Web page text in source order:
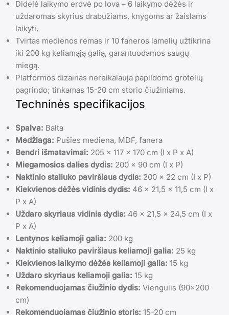
Didelė laikymo erdvė po lova – 6 laikymo dėžės ir
uždaromas skyrius drabužiams, knygoms ar žaislams
laikyti.
Tvirtas medienos rėmas ir 10 faneros lamelių užtikrina
iki 200 kg keliamąją galią, garantuodamos saugų
miegą.
Platformos dizainas nereikalauja papildomo grotelių
pagrindo; tinkamas 15-20 cm storio čiužiniams.
Techninės specifikacijos
Spalva: Balta
Medžiaga: Pušies mediena, MDF, fanera
Bendri išmatavimai: 205 x 117 x 170 cm (I x P x A)
Miegamosios dalies dydis: 200 x 90 cm (I x P)
Naktinio staliuko paviršiaus dydis: 200 x 22 cm (I x P)
Kiekvienos dėžės vidinis dydis: 46 x 21,5 x 11,5 cm (I x
P x A)
Uždaro skyriaus vidinis dydis: 46 x 21,5 x 24,5 cm (I x
P x A)
Lentynos keliamoji galia: 200 kg
Naktinio staliuko paviršiaus keliamoji galia: 25 kg
Kiekvienos laikymo dėžės keliamoji galia: 15 kg
Uždaro skyriaus keliamoji galia: 15 kg
Rekomenduojamas čiužinio dydis: Viengulis (90×200
cm)
Rekomenduojamas čiužinio storis: 15-20 cm